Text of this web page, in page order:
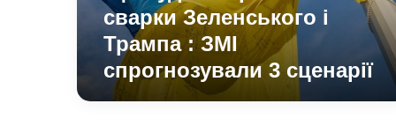
спрогнозували
сценарії
сварки Зеленського і
Трампа : ЗМІ
спрогнозували 3 сценарії